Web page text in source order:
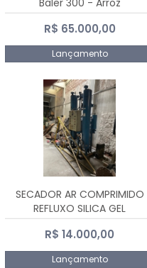
R$ 65.000,00
Lançamento
SECADOR AR COMPRIMIDO
REFLUXO SILICA GEL
R$ 14.000,00
Lançamento